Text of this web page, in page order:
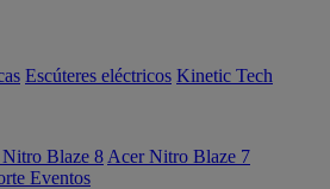
Escúteres eléctricos Kinetic Tech
Blaze 8 Acer Nitro Blaze 7
Eventos